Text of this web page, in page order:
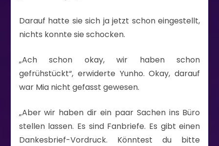
Darauf hatte sie sich ja jetzt schon eingestellt,
nichts konnte sie schocken.
„Ach schon okay, wir haben schon
gefrühstückt“, erwiderte Yunho. Okay, darauf
war Mia nicht gefasst gewesen.
„Aber wir haben dir ein paar Sachen ins Büro
stellen lassen. Es sind Fanbriefe. Es gibt einen
Dankesbrief-Vordruck. Könntest du bitte